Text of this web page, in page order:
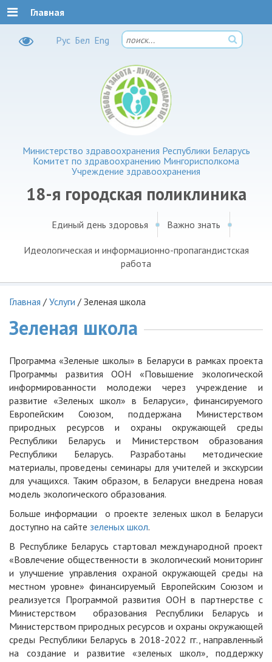
Рус Бел Eng
Министерство здравоохранения Республики Беларусь
Комитет по здравоохранению Мингорисполкома
Учреждение здравоохранения
18-я городская поликлиника
Главная
Единый день здоровья Важно знать
Идеологическая и информационно-пропагандистская
работа
Главная / Услуги / Зеленая школа
Зеленая школа
Программа «Зеленые школы» в Беларуси в рамках проекта
Программы развития ООН «Повышение экологической
информированности молодежи через учреждение и
развитие «Зеленых школ» в Беларуси», финансируемого
Европейским Союзом, поддержана Министерством
природных ресурсов и охраны окружающей среды
Республики Беларусь и Министерством образования
Республики Беларусь. Разработаны методические
материалы, проведены семинары для учителей и экскурсии
для учащихся. Таким образом, в Беларуси внедрена новая
модель экологического образования.
Больше информации о проекте зеленых школ в Беларуси
доступно на сайте зеленых школ.
В Республике Беларусь стартовал международной проект
«Вовлечение общественности в экологический мониторинг
и улучшение управления охраной окружающей среды на
местном уровне» финансируемый Европейским Союзом и
реализуется Программой развития ООН в партнерстве с
Министерством образования Республики Беларусь и
Министерством природных ресурсов и охраны окружающей
среды Республики Беларусь в 2018-2022 гг., направленный
на создание и развитие «зеленых школ», поддержку